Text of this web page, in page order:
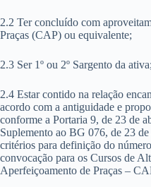
2.2 Ter concluído com
Praças (CAP) ou equivalente;
2.3 Ser 1º ou 2º Sargento da
2.4 Estar contido na relação
acordo com a antiguidade e
conforme a Portaria 9, de 23 de
Suplemento ao BG 076, de 23
critérios para definição do
convocação para os Cursos de
Aperfeiçoamento de Praças –